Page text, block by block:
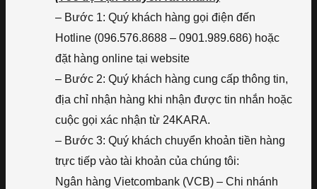
– Bước 1: Quý khách hàng gọi điện đến
Hotline (096.576.8688 – 0901.989.686) hoặc
đặt hàng online tại website
– Bước 2: Quý khách hàng cung cấp thông tin,
địa chỉ nhận hàng khi nhận được tin nhắn hoặc
cuộc gọi xác nhận từ 24KARA.
– Bước 3: Quý khách chuyển khoản tiền hàng
trực tiếp vào tài khoản của chúng tôi:
Ngân hàng Vietcombank (VCB) – Chi nhánh